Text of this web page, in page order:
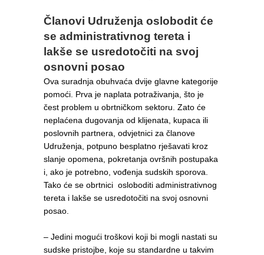
Članovi Udruženja oslobodit će
se administrativnog tereta i
lakše se usredotočiti na svoj
osnovni posao
Ova suradnja obuhvaća dvije glavne kategorije
pomoći. Prva je naplata potraživanja, što je
čest problem u obrtničkom sektoru. Zato će
neplaćena dugovanja od klijenata, kupaca ili
poslovnih partnera, odvjetnici za članove
Udruženja, potpuno besplatno rješavati kroz
slanje opomena, pokretanja ovršnih postupaka
i, ako je potrebno, vođenja sudskih sporova.
Tako će se obrtnici osloboditi administrativnog
tereta i lakše se usredotočiti na svoj osnovni
posao.
– Jedini mogući troškovi koji bi mogli nastati su
sudske pristojbe, koje su standardne u takvim